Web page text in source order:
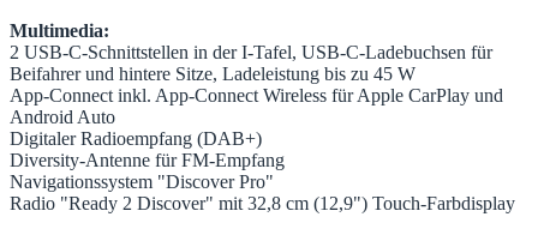
Multimedia:
2 USB-C-Schnittstellen in der I-Tafel, USB-C-Ladebuchsen für
Beifahrer und hintere Sitze, Ladeleistung bis zu 45 W
App-Connect inkl. App-Connect Wireless für Apple CarPlay und
Android Auto
Digitaler Radioempfang (DAB+)
Diversity-Antenne für FM-Empfang
Navigationssystem "Discover Pro"
Radio "Ready 2 Discover" mit 32,8 cm (12,9") Touch-Farbdisplay